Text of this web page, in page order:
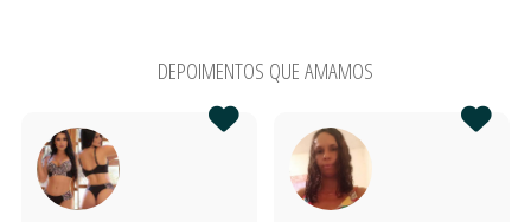
DEPOIMENTOS QUE AMAMOS